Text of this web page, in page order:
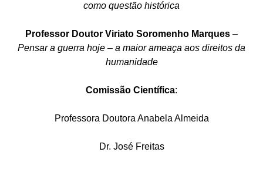
como questão histórica
Professor Doutor Viriato Soromenho Marques –
Pensar a guerra hoje – a maior ameaça aos direitos da
humanidade
Comissão Científica:
Professora Doutora Anabela Almeida
Dr. José Freitas